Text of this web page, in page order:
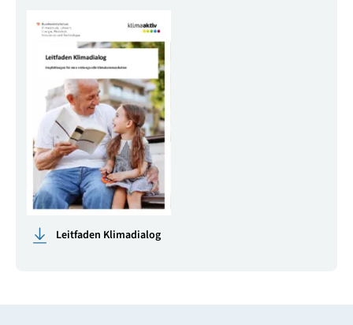
Leitfaden Klimadialog